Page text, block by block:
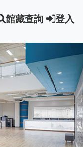
館藏查詢 登入